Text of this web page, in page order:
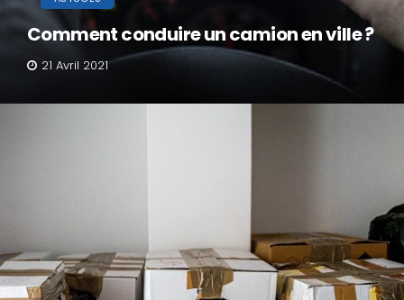
Comment conduire un camion en ville ?
21 Avril 2021